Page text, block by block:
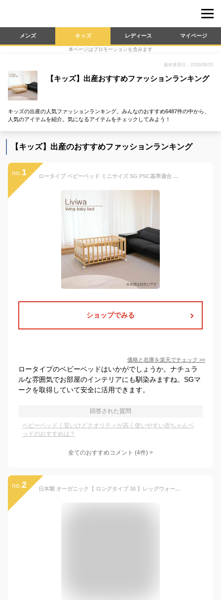
メンズ キッズ レディース マイページ
本ページはプロモーションを含みます
最終更新日：2026/08/05
【キッズ】出産おすすめファッションランキング
キッズの出産の人気ファッションランキング。みんなのおすすめ6487件の中から、
人気のアイテムを紹介。気になるアイテムをチェックしてみよう！
【キッズ】出産のおすすめファッションランキング
no. 1 ロータイプ ベビーベッド ミニサイズ SG PSC基準適合 ミニベッド 布団 リビングベッド 寝具 Liviwa リビワ ヤトミ 小さい 低い コンパクト ミニサイズ 和室 畳 床 赤ちゃん ベビー 赤ちゃん用ベッド ナチュラル ホワイト グレー 白 ベージュ
ショップでみる
価格と在庫を楽天でチェック >>
ロータイプのベビーベッドはいかがでしょうか。ナチュラ
ルな雰囲気でお部屋のインテリアにも馴染みますね。SGマ
ークを取得していて安全に活用できます。
回答された質問
ベビーベッド｜安いけどクオリティが高く使いやすい赤ちゃんベ
ッドのおすすめは？
全てのおすすめコメント (4件) >
no. 2 日本製 オーガニック【 ロングタイプ 30 】レッグウォーマー コットン100％ 0〜4歳頃 ベビー 薄手 アームウォーマー ノックノック KnockKnock Organic Cotton 男の子 女の子